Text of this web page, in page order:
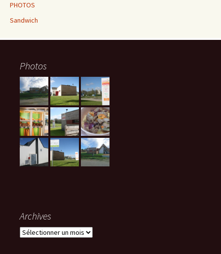
PHOTOS
Sandwich
Photos
Archives
Archives